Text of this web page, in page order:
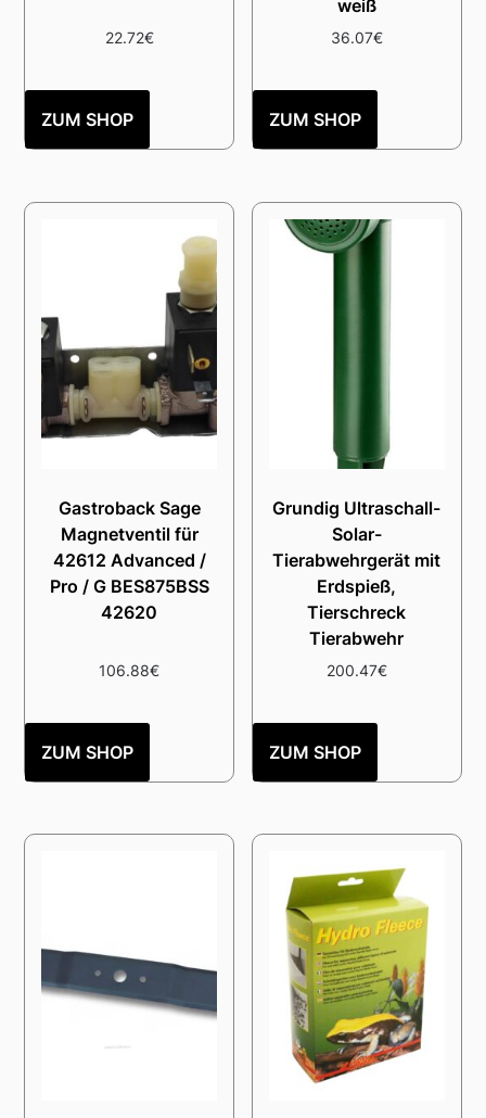
22.72€
ZUM SHOP
weiß
36.07€
ZUM SHOP
Gastroback Sage
Magnetventil für
42612 Advanced /
Pro / G BES875BSS
42620
106.88€
ZUM SHOP
Grundig Ultraschall-
Solar-
Tierabwehrgerät mit
Erdspieß,
Tierschreck
Tierabwehr
200.47€
ZUM SHOP